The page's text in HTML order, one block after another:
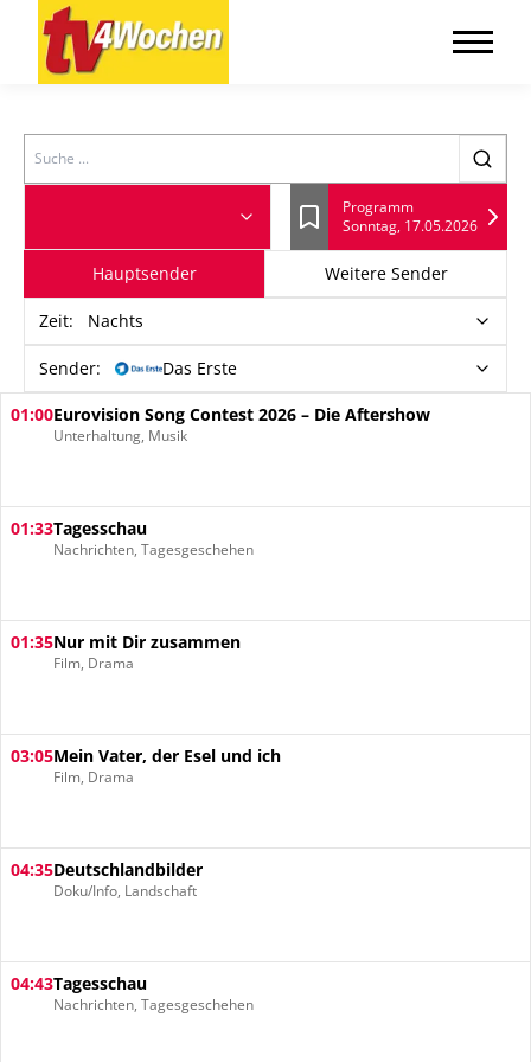
Search
Lesezeichen
Programm
Sonntag, 17.05.2026
Hauptsender Weitere Sender
Zeit: Nachts
Sender: Das Erste
01:00Eurovision Song Contest 2026 – Die Aftershow
Unterhaltung, Musik
01:33Tagesschau
Nachrichten, Tagesgeschehen
01:35Nur mit Dir zusammen
Film, Drama
03:05Mein Vater, der Esel und ich
Film, Drama
04:35Deutschlandbilder
Doku/Info, Landschaft
04:43Tagesschau
Nachrichten, Tagesgeschehen